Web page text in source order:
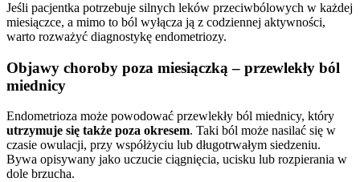
Jeśli pacjentka potrzebuje silnych leków przeciwbólowych w każdej
miesiączce, a mimo to ból wyłącza ją z codziennej aktywności,
warto rozważyć diagnostykę endometriozy.
Objawy choroby poza miesiączką – przewlekły ból
miednicy
Endometrioza może powodować przewlekły ból miednicy, który
utrzymuje się także poza okresem. Taki ból może nasilać się w
czasie owulacji, przy współżyciu lub długotrwałym siedzeniu.
Bywa opisywany jako uczucie ciągnięcia, ucisku lub rozpierania w
dole brzucha.